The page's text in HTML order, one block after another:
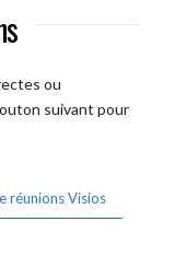
ou
suivant pour
réunions Visios